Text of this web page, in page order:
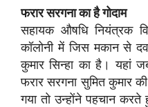
फरार सरगना का है गोदाम
सहायक औषधि नियंत्रक
कॉलोनी में जिस मकान से
कुमार सिन्हा का है। यहां
फरार सरगना सुमित कुमार
गया तो उन्होंने पहचान करते